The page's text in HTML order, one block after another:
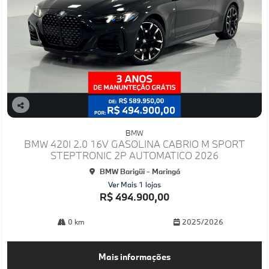
Co
lhe
BMW
BMW 420I 2.0 16V GASOLINA CABRIO M SPORT
STEPTRONIC 2P AUTOMATICO 2026
BMW Barigüi - Maringá
Ver Mais 1 lojas
R$ 494.900,00
0 km 2025/2026
Mais informações